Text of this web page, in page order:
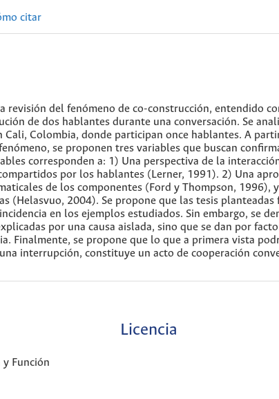
citar
revisión del fenómeno de co-construcción, entendido
de dos hablantes durante una conversación. Se
Cali, Colombia, donde participan once hablantes. A
se proponen tres variables que buscan
corresponden a: 1) Una perspectiva de la
por los hablantes (Lerner, 1991). 2) Una
de los componentes (Ford y Thompson, 1996),
(Helasvuo, 2004). Se propone que las tesis planteadas
en los ejemplos estudiados. Sin embargo, se
por una causa aislada, sino que se dan por
Finalmente, se propone que lo que a primera vista
interrupción, constituye un acto de cooperación
Licencia
y Función